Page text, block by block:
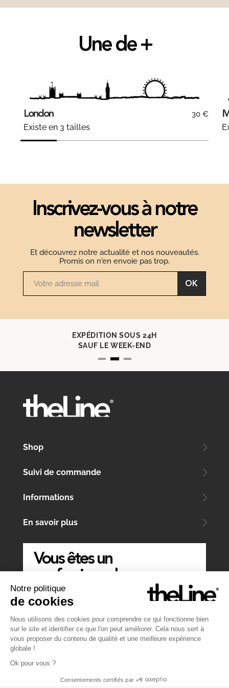
Une de +
London 30 €
Existe en 3 tailles
Inscrivez-vous à notre
newsletter
Et découvrez notre actualité et nos nouveautés.
Promis on n'en envoie pas trop.
OK
EXPÉDITION SOUS 24H
SAUF LE WEEK-END
Shop
Suivi de commande
Informations
En savoir plus
Vous êtes un
professionnel
Website byAtelier MT& Symediane
Notre politique
de cookies
Nous utilisons des cookies pour comprendre ce qui fonctionne bien
sur le site et identifier ce que l'on peut améliorer. Cela nous sert à
vous proposer du contenu de qualité et une meilleure expérience
globale !
Ok pour vous ?
Consentements certifiés par